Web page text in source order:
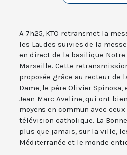
A 7h25, KTO retransmet la
les Laudes suivies de la
en direct de la basilique
Marseille. Cette
proposée grâce au recteur de
Dame, le père Olivier Spinosa,
Jean-Marc Aveline, qui ont
moyens en commun avec
télévision catholique. La
plus que jamais, sur la ville,
Méditerranée et le monde